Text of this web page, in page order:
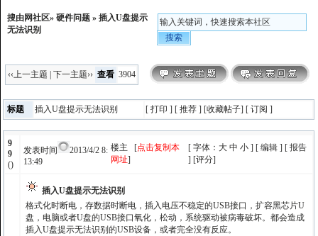
搜由网社区» 硬件问题 » 插入U盘提示
无法识别
‹‹上一主题 下一主题›› 查看 3904
标题 插入U盘提示无法识别 [ 打印 ] [ 推荐 ] [收藏帖子] [ 订阅 ]
9
9
()
发表时间
2013/4/2 8:
13:49
楼主 [点击复制本
网址]
[ 字体： 大 中 小 ] [ 编辑 ] [ 报告
] [评分]
插入U盘提示无法识别
格式化时断电，存数据时断电，插入电压不稳定的USB接口，扩容黑芯片U
盘，电脑或者U盘的USB接口氧化，松动，系统驱动被病毒破坏。都会造成
插入U盘提示无法识别的USB设备，或者完全没有反应。